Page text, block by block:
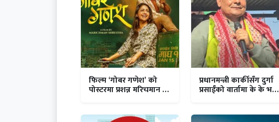
फिल्म ‘गोबर गणेश’ को
पोस्टरमा प्रशन्न मरिचमान र
प्रधानमन्त्री कार्कीसँग दुर्गा
प्रसाईंको वार्तामा के के भयो